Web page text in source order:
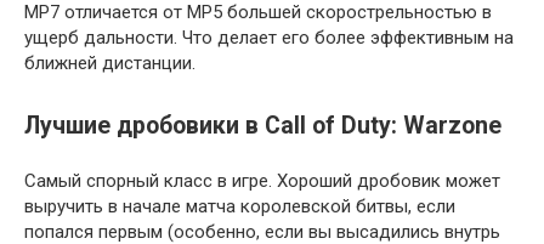
MP7 отличается от MP5 большей скорострельностью в
ущерб дальности. Что делает его более эффективным на
ближней дистанции.
Лучшие дробовики в Call of Duty: Warzone
Самый спорный класс в игре. Хороший дробовик может
выручить в начале матча королевской битвы, если
попался первым (особенно, если вы высадились внутрь